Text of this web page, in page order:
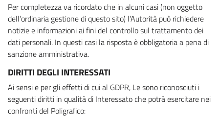
Per completezza va ricordato che in alcuni casi (non oggetto
dell’ordinaria gestione di questo sito) l’Autorità può richiedere
notizie e informazioni ai fini del controllo sul trattamento dei
dati personali. In questi casi la risposta è obbligatoria a pena di
sanzione amministrativa.
DIRITTI DEGLI INTERESSATI
Ai sensi e per gli effetti di cui al GDPR, Le sono riconosciuti i
seguenti diritti in qualità di Interessato che potrà esercitare nei
confronti del Poligrafico: